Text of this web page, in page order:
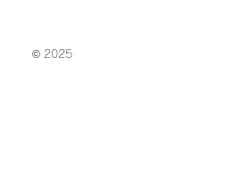
ら読み解く美容室の未来
© 2025